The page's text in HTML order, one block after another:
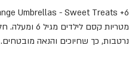
6+ Colour Change Umbrellas - Sweet Treats
מטריות קסם
נרטבות, כך שחיוכים והנאה